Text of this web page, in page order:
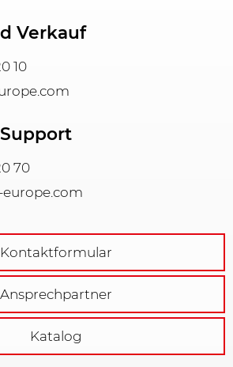
Verkauf
10
70
Kontaktformular
Ansprechpartner
Katalog